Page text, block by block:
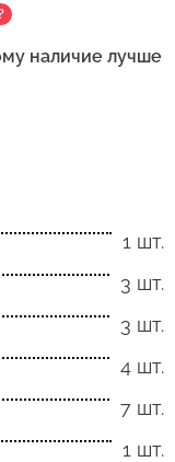
наличие лучше
1 шт.
3 шт.
3 шт.
4 шт.
7 шт.
1 шт.
чтобы цветы